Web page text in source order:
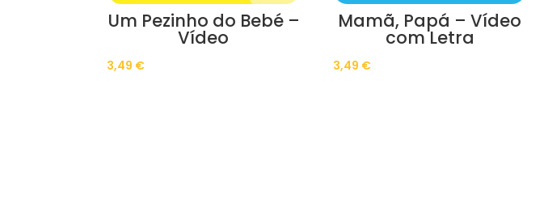
Um Pezinho do Bebé –
Vídeo
3,49 €
Mamã, Papá – Vídeo
com Letra
3,49 €